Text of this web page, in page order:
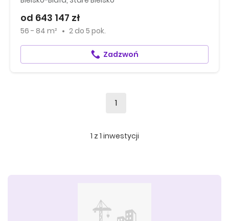
od 643 147 zł
56 - 84 m² 2 do 5 pok.
Zadzwoń
1
1 z 1 inwestycji